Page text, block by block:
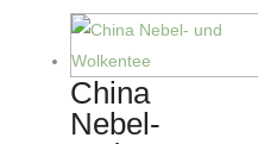
China
Nebel-